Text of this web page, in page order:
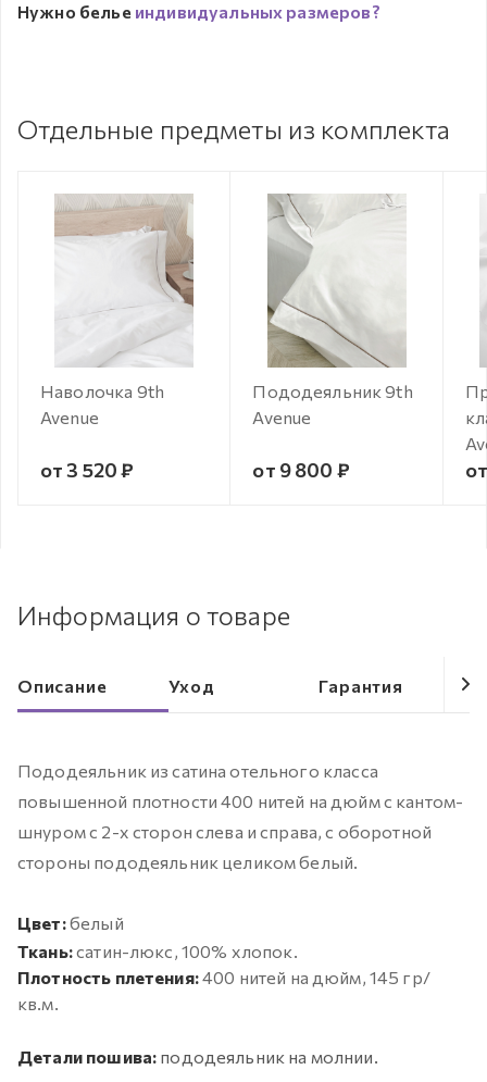
Нужно белье индивидуальных размеров?
Отдельные предметы из комплекта
Наволочка 9th
Avenue
от 3 520 ₽
Пододеяльник 9th
Avenue
от 9 800 ₽
Информация о товаре
Описание Уход Гарантия
Пододеяльник из сатина отельного класса
повышенной плотности 400 нитей на дюйм с кантом-
шнуром с 2-х сторон слева и справа, с оборотной
стороны пододеяльник целиком белый.
Цвет:белый
Ткань:сатин-люкс, 100% хлопок.
Плотность плетения:400 нитей на дюйм, 145 гр/
кв.м.
Детали пошива: пододеяльник на молнии.